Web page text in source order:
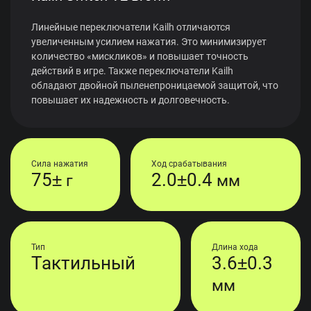
Линейные переключатели Kailh отличаются
увеличенным усилием нажатия. Это минимизирует
количество «мискликов» и повышает точность
действий в игре. Также переключатели Kailh
обладают двойной пыленепроницаемой защитой, что
повышает их надежность и долговечность.
Сила нажатия
75± г
Ход срабатывания
2.0±0.4 мм
Тип
Тактильный
Длина хода
3.6±0.3
мм